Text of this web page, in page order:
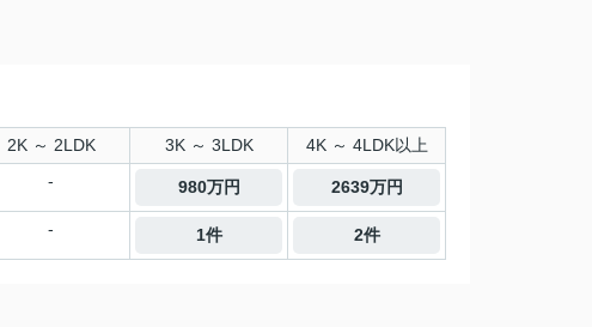
2K ～ 2LDK 3K ～ 3LDK 4K ～ 4LDK以上
- 980万円 2639万円
- 1件 2件